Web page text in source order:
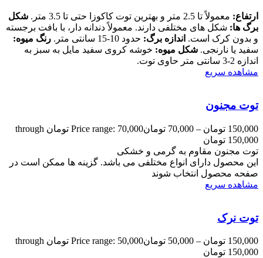
ارتفاع: معمولاً تا 2.5 متر و بهترین توت کاکوزا حتی تا 3.5 متر.
شکل
برگ ها: شکل های مختلفی دارند. معمولاً دندانه دار، با بافت برجسته
و بدون کرک است. اندازه برگ: حدود 10-15 سانتی متر.
رنگ میوه:
سفید یا نارنجی. شکل میوه: خوشه کروی سفید مایل به سبز به
اندازه 2-3 سانتی متر حاوی توت.
مشاهده سریع
توت مجنون
150,000 تومان –
70,000 تومان
Price range: 70,000 تومان through
150,000 تومان
توت مجنون مقاوم به گرمی و خشکی
این محصول دارای انواع مختلفی می باشد. گزینه ها ممکن است در
صفحه محصول انتخاب شوند
مشاهده سریع
توت نرک
150,000 تومان –
50,000 تومان
Price range: 50,000 تومان through
150,000 تومان